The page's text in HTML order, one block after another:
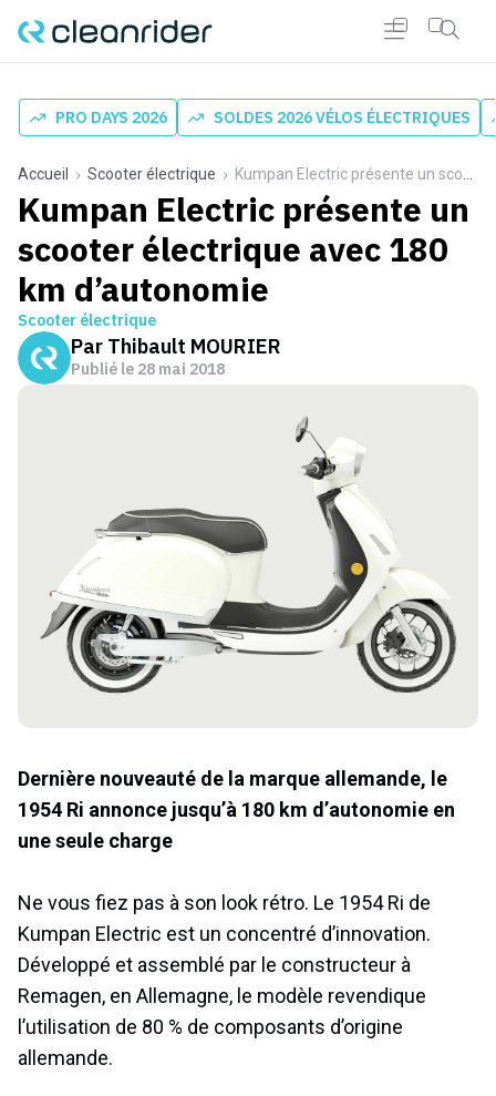
PRO DAYS 2026 SOLDES 2026 VÉLOS ÉLECTRIQUES
Accueil Scooter électrique Kumpan Electric présente un scooter électrique avec 180 km d’autonomie
Kumpan Electric présente un
scooter électrique avec 180
km d’autonomie
Scooter électrique
Par Thibault MOURIER
Publié le 28 mai 2018
Dernière nouveauté de la marque allemande, le
1954 Ri annonce jusqu’à 180 km d’autonomie en
une seule charge
Ne vous fiez pas à son look rétro. Le 1954 Ri de
Kumpan Electric est un concentré d’innovation.
Développé et assemblé par le constructeur à
Remagen, en Allemagne, le modèle revendique
l’utilisation de 80 % de composants d’origine
allemande.